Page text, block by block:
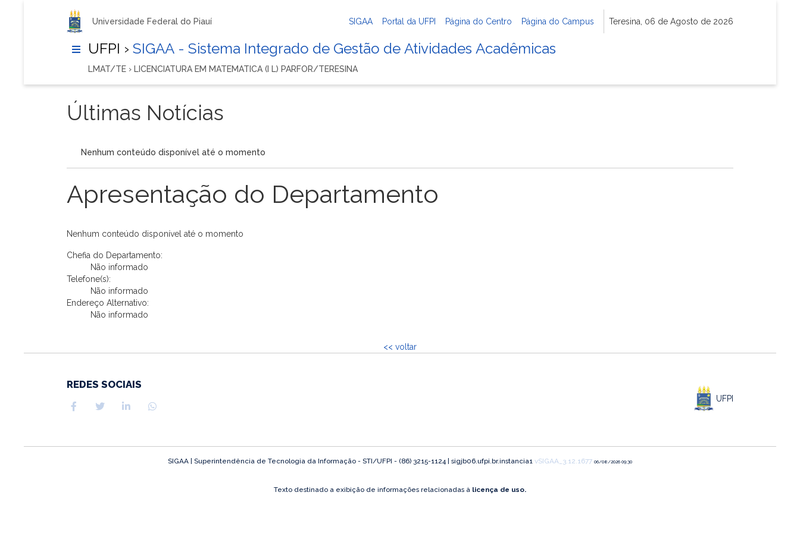
Universidade Federal do Piauí SIGAA Portal da UFPI Página do Centro Página do Campus Teresina, 06 de Agosto de 2026
UFPI › SIGAA - Sistema Integrado de Gestão de Atividades Acadêmicas
LMAT/TE › LICENCIATURA EM MATEMATICA (I L) PARFOR/TERESINA
Últimas Notícias
Nenhum conteúdo disponível até o momento
Apresentação do Departamento
Nenhum conteúdo disponível até o momento
Chefia do Departamento:
Não informado
Telefone(s):
Não informado
Endereço Alternativo:
Não informado
<< voltar
REDES SOCIAIS
UFPI
SIGAA | Superintendência de Tecnologia da Informação - STI/UFPI - (86) 3215-1124 | sigjb06.ufpi.br.instancia1 vSIGAA_3.12.1677 06/08/2026 09:30
Texto destinado a exibição de informações relacionadas à licença de uso.